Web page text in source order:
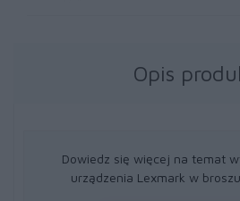
Opis
Dowiedz się więcej na temat
urządzenia Lexmark w